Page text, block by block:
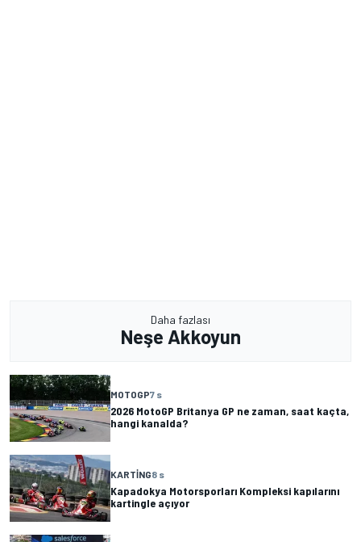
Daha fazlası
Neşe Akkoyun
MOTOGP7 s
2026 MotoGP Britanya GP ne zaman, saat kaçta,
hangi kanalda?
KARTING8 s
Kapadokya Motorsporları Kompleksi kapılarını
kartingle açıyor